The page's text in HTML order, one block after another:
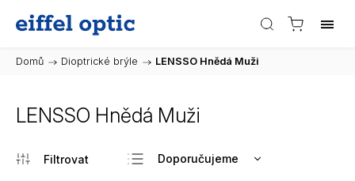
Domů / Dioptrické brýle / LENSSO Hnědá Muži
LENSSO Hnědá Muži
Doporučujeme